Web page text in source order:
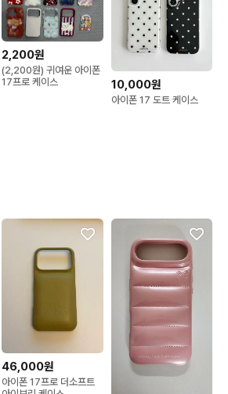
2,200원
(2,200원) 귀여운 아이폰
17프로 케이스
10,000원
아이폰 17 도트 케이스
46,000원
아이폰 17프로 더소프트